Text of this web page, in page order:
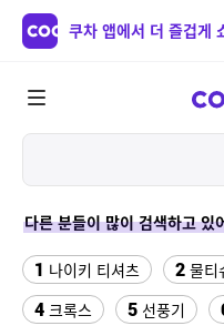
쿠차 앱에서 더 즐겁게
다른 분들이 많이 검색하고 있
1 나이키 티셔츠 2 물티
4 크록스 5 선풍기